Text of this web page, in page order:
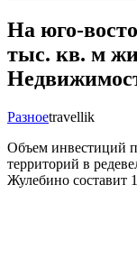
На юго-
тыс. кв. м
Разноеtravellik
Объем инвестиций
территорий в
Жулебино составит